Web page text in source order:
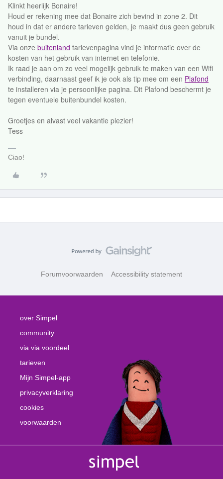
Klinkt heerlijk Bonaire!
Houd er rekening mee dat Bonaire zich bevind in zone 2. Dit
houd in dat er andere tarieven gelden, je maakt dus geen gebruik
vanuit je bundel.
Via onze buitenland tarievenpagina vind je informatie over de
kosten van het gebruik van internet en telefonie.
Ik raad je aan om zo veel mogelijk gebruik te maken van een Wifi
verbinding, daarnaast geef ik je ook als tip mee om een Plafond
te installeren via je persoonlijke pagina. Dit Plafond beschermt je
tegen eventuele buitenbundel kosten.
Groetjes en alvast veel vakantie plezier!
Tess
Ciao!
Forumvoorwaarden Accessibility statement
over Simpel
community
via via voordeel
tarieven
Mijn Simpel-app
privacyverklaring
cookies
voorwaarden